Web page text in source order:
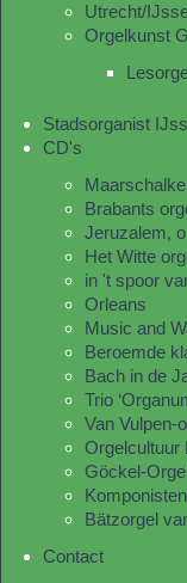
Utrecht/
Orgelkunst
Stadsorganist
CD's
Brabants
Jeruzalem,
Het Witte
in 't spoor
Orleans
Music and
Beroemde
Bach in de
Trio
Van Vulpen-
Orgelcultuur
Göckel-
Bätzorgel
Contact